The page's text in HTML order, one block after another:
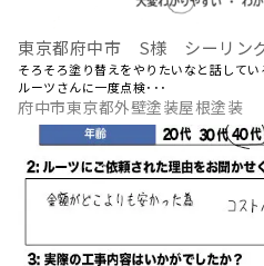
東京都府中市 S様 シーリン
そろそろ塗り替えをやりたいなと話して
ルーツさんに一度点検･･･
府中市東京都外壁塗装屋根塗装